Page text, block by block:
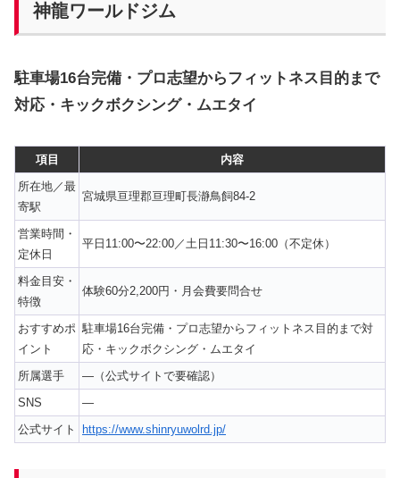
神龍ワールドジム
駐車場16台完備・プロ志望からフィットネス目的まで
対応・キックボクシング・ムエタイ
項目
内容
所在地／最
寄駅
宮城県亘理郡亘理町長瀞鳥飼84-2
営業時間・
定休日
平日11:00〜22:00／土日11:30〜16:00（不定休）
料金目安・
特徴
体験60分2,200円・月会費要問合せ
おすすめポ
イント
駐車場16台完備・プロ志望からフィットネス目的まで対
応・キックボクシング・ムエタイ
所属選手
—（公式サイトで要確認）
SNS
—
公式サイト
https://www.shinryuwolrd.jp/